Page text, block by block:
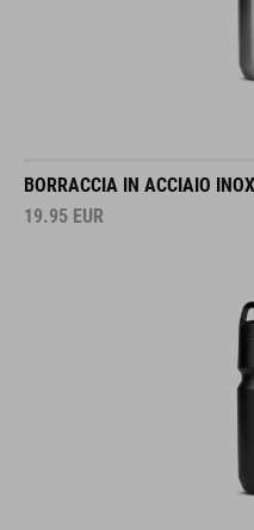
BORRACCIA IN ACCIAIO
19.95 EUR